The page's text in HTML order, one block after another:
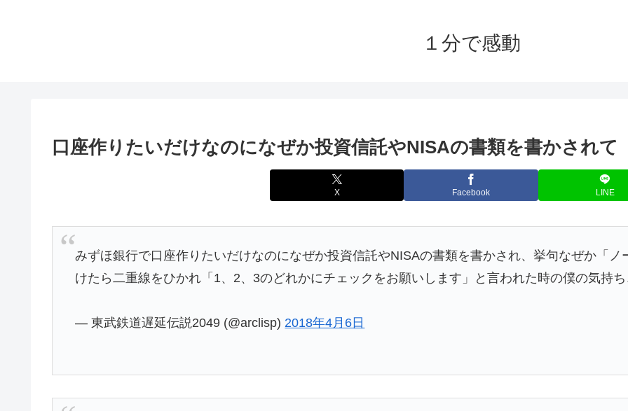
１分で感動
口座作りたいだけなのになぜか投資信託やNISAの書類を書かされて
X Facebook LINE
みずほ銀行で口座作りたいだけなのになぜか投資信託やNISAの書類を書かされ、挙句なぜか「
けたら二重線をひかれ「1、2、3のどれかにチェックをお願いします」と言われた時の僕の気持
— 東武鉄道遅延伝説2049 (@arclisp) 2018年4月6日